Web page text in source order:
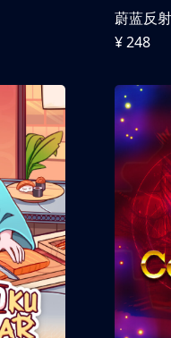
¥ 248